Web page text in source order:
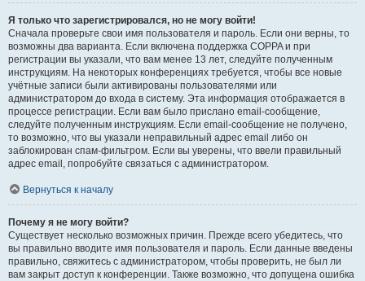
Я только что зарегистрировался, но не могу войти!
Сначала проверьте свои имя пользователя и пароль. Если они верны, то
возможны два варианта. Если включена поддержка COPPA и при
регистрации вы указали, что вам менее 13 лет, следуйте полученным
инструкциям. На некоторых конференциях требуется, чтобы все новые
учётные записи были активированы пользователями или
администратором до входа в систему. Эта информация отображается в
процессе регистрации. Если вам было прислано email-сообщение,
следуйте полученным инструкциям. Если email-сообщение не получено,
то возможно, что вы указали неправильный адрес email либо он
заблокирован спам-фильтром. Если вы уверены, что ввели правильный
адрес email, попробуйте связаться с администратором.
Вернуться к началу
Почему я не могу войти?
Существует несколько возможных причин. Прежде всего убедитесь, что
вы правильно вводите имя пользователя и пароль. Если данные введены
правильно, свяжитесь с администратором, чтобы проверить, не был ли
вам закрыт доступ к конференции. Также возможно, что допущена ошибка